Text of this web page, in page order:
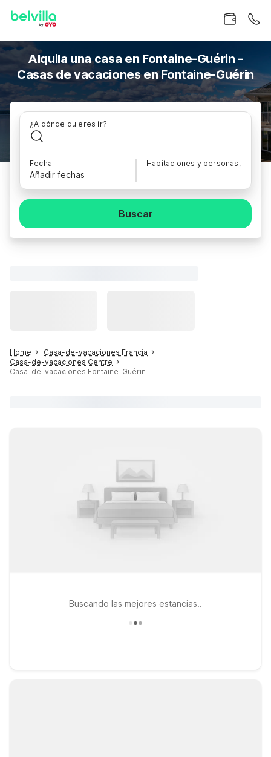
Alquila una casa en Fontaine-Guérin -
Casas de vacaciones en Fontaine-Guérin
¿A dónde quieres ir?
Fecha
Añadir fechas
Habitaciones y personas,
Buscar
Home
Casa-de-vacaciones Francia
Casa-de-vacaciones Centre
Casa-de-vacaciones Fontaine-Guérin
Buscando las mejores estancias..